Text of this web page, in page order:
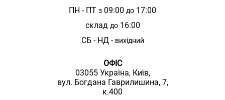
ПН - ПТ з 09:00 до 17:00
склад до16:00
СБ - НД - вихідний
ОФІС
03055 Україна, Київ,
вул. Богдана Гаврилишина, 7,
к.400